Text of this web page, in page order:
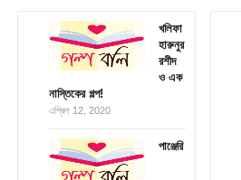
খলিফা
হারুনুর
রশীদ
ও এক
নাস্তিকের গল্প!
এপ্রিল 12, 2020
পাঞ্জেরি